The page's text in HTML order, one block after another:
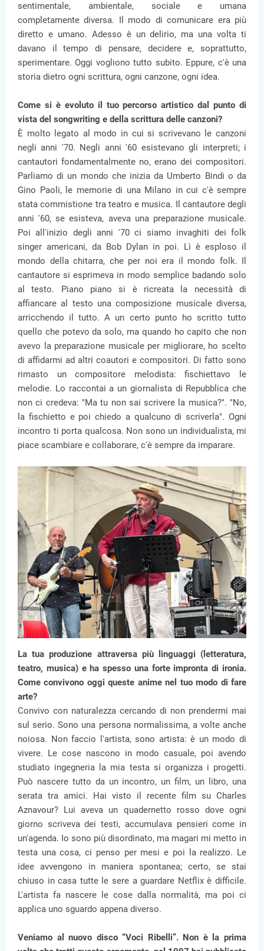
sentimentale, ambientale, sociale e umana
completamente diversa. Il modo di comunicare era più
diretto e umano. Adesso è un delirio, ma una volta ti
davano il tempo di pensare, decidere e, soprattutto,
sperimentare. Oggi vogliono tutto subito. Eppure, c'è una
storia dietro ogni scrittura, ogni canzone, ogni idea.
Come si è evoluto il tuo percorso artistico dal punto di
vista del songwriting e della scrittura delle canzoni?
È molto legato al modo in cui si scrivevano le canzoni
negli anni '70. Negli anni '60 esistevano gli interpreti; i
cantautori fondamentalmente no, erano dei compositori.
Parliamo di un mondo che inizia da Umberto Bindi o da
Gino Paoli, le memorie di una Milano in cui c'è sempre
stata commistione tra teatro e musica. Il cantautore degli
anni '60, se esisteva, aveva una preparazione musicale.
Poi all'inizio degli anni '70 ci siamo invaghiti dei folk
singer americani, da Bob Dylan in poi. Lì è esploso il
mondo della chitarra, che per noi era il mondo folk. Il
cantautore si esprimeva in modo semplice badando solo
al testo. Piano piano si è ricreata la necessità di
affiancare al testo una composizione musicale diversa,
arricchendo il tutto. A un certo punto ho scritto tutto
quello che potevo da solo, ma quando ho capito che non
avevo la preparazione musicale per migliorare, ho scelto
di affidarmi ad altri coautori e compositori. Di fatto sono
rimasto un compositore melodista: fischiettavo le
melodie. Lo raccontai a un giornalista di Repubblica che
non ci credeva: "Ma tu non sai scrivere la musica?". "No,
la fischietto e poi chiedo a qualcuno di scriverla". Ogni
incontro ti porta qualcosa. Non sono un individualista, mi
piace scambiare e collaborare, c'è sempre da imparare.
La tua produzione attraversa più linguaggi (letteratura,
teatro, musica) e ha spesso una forte impronta di ironia.
Come convivono oggi queste anime nel tuo modo di fare
arte?
Convivo con naturalezza cercando di non prendermi mai
sul serio. Sono una persona normalissima, a volte anche
noiosa. Non faccio l'artista, sono artista: è un modo di
vivere. Le cose nascono in modo casuale, poi avendo
studiato ingegneria la mia testa si organizza i progetti.
Può nascere tutto da un incontro, un film, un libro, una
serata tra amici. Hai visto il recente film su Charles
Aznavour? Lui aveva un quadernetto rosso dove ogni
giorno scriveva dei testi, accumulava pensieri come in
un'agenda. Io sono più disordinato, ma magari mi metto in
testa una cosa, ci penso per mesi e poi la realizzo. Le
idee avvengono in maniera spontanea; certo, se stai
chiuso in casa tutte le sere a guardare Netflix è difficile.
L'artista fa nascere le cose dalla normalità, ma poi ci
applica uno sguardo appena diverso.
Veniamo al nuovo disco “Voci Ribelli”. Non è la prima